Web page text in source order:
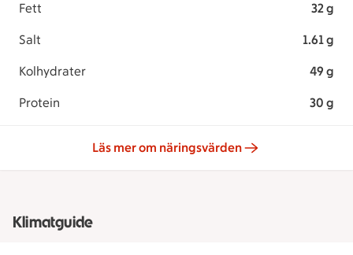
Fett 32 g
Salt 1.61 g
Kolhydrater 49 g
Protein 30 g
Läs mer om näringsvärden
Klimatguide